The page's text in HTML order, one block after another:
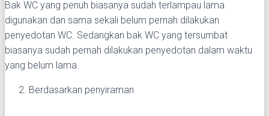
Bak WC yang penuh biasanya sudah terlampau lama
digunakan dan sama sekali belum pernah dilakukan
penyedotan WC. Sedangkan bak WC yang tersumbat
biasanya sudah pernah dilakukan penyedotan dalam waktu
yang belum lama.
Berdasarkan penyiraman